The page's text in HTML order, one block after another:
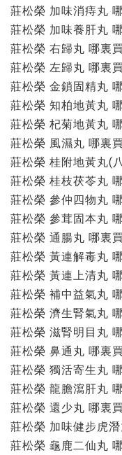
莊松榮 加味消痔丸
莊松榮 加味養肝丸
莊松榮 右歸丸 哪裏買
莊松榮 左歸丸 哪裏買
莊松榮 金鎖固精丸
莊松榮 知柏地黃丸
莊松榮 杞菊地黃丸
莊松榮 風濕丸 哪裏買
莊松榮 桂附地黃丸(
莊松榮 桂枝茯苓丸
莊松榮 參仲四物丸
莊松榮 參茸固本丸
莊松榮 通腸丸 哪裏買
莊松榮 黃連解毒丸
莊松榮 黃連上清丸
莊松榮 補中益氣丸
莊松榮 濟生腎氣丸
莊松榮 滋腎明目丸
莊松榮 鼻通丸 哪裏買
莊松榮 獨活寄生丸
莊松榮 龍膽瀉肝丸
莊松榮 還少丸 哪裏買
莊松榮 加味健步虎
莊松榮 龜鹿二仙丸